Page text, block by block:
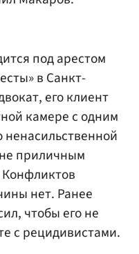
под арестом
в Санкт-
его клиент
камере с одним
приличным
Конфликтов
нет. Ранее
чтобы его не
с рецидивистами.